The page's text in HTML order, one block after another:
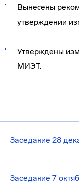
Заседание 28
Заседание 7
Вынесены
утверждении
Утверждены
МИЭТ.